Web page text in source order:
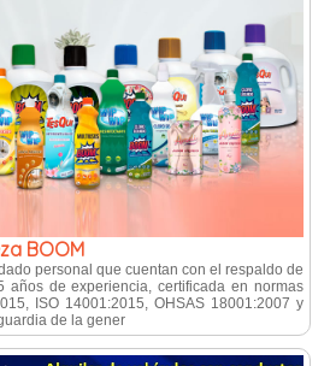
BOOM
personal que cuentan con el respaldo de
años de experiencia, certificada en normas
ISO 14001:2015, OHSAS 18001:2007 y
de la gener